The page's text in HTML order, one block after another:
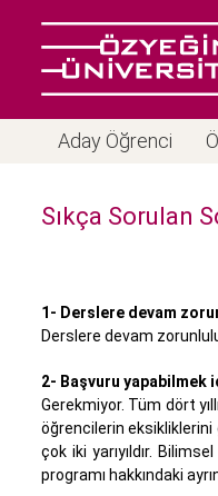
Aday Öğrenci
Sıkça Sorulan
1- Derslere devam
Derslere devam
2- Başvuru yapabilmek
Gerekmiyor. Tüm dört
öğrencilerin eksikliklerini
çok iki yarıyıldır.
programı hakkındaki